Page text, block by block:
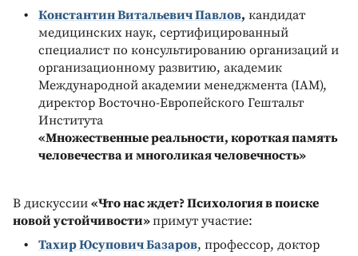
Константин Витальевич Павлов, кандидат
медицинских наук, сертифицированный
специалист по консультированию организаций и
организационному развитию, академик
Международной академии менеджмента (IAM),
директор Восточно-Европейского Гештальт
Института
«Множественные реальности, короткая память
человечества и многоликая человечность»
В дискуссии «Что нас ждет? Психология в поиске
новой устойчивости»примут участие:
Тахир Юсупович Базаров, профессор, доктор